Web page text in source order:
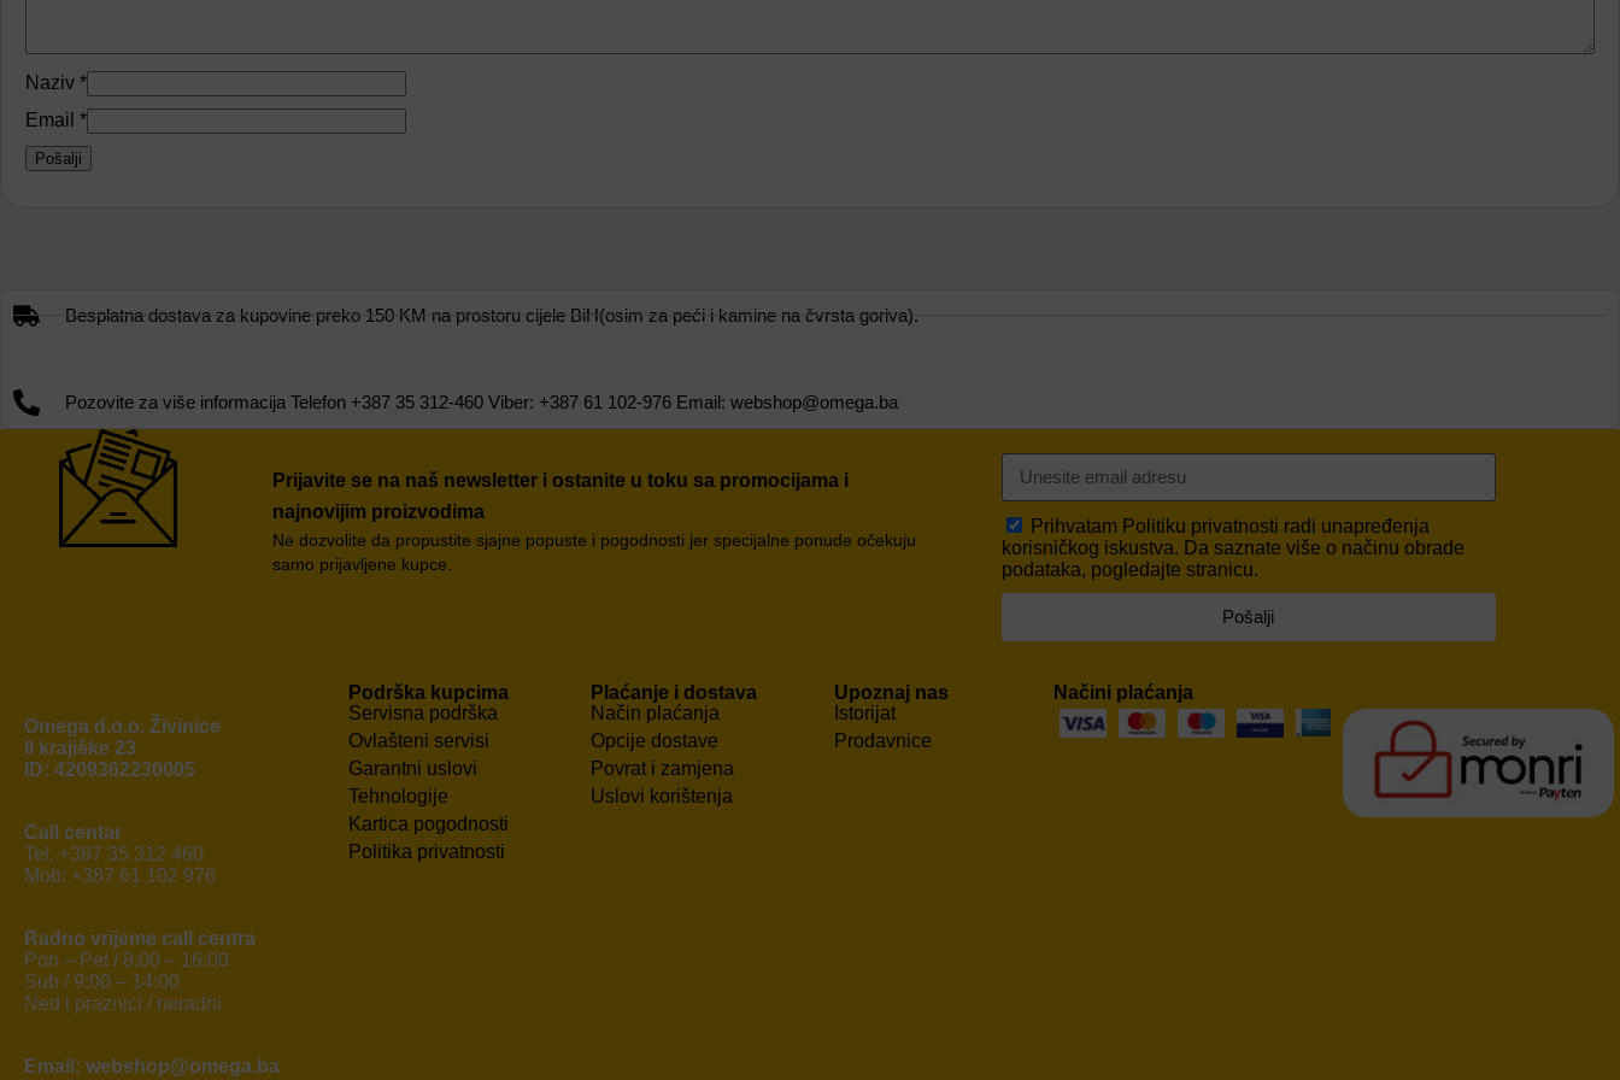
Naziv *
Email *
Besplatna dostava za kupovine preko 150 KM na prostoru cijele BiH(osim za peći i kamine na čvrsta goriva).
Pozovite za više informacija Telefon +387 35 312-460 Viber: +387 61 102-976 Email: webshop@omega.ba
Prijavite se na naš newsletter i ostanite u toku sa promocijama i
najnovijim proizvodima
Ne dozvolite da propustite sjajne popuste i pogodnosti jer specijalne ponude očekuju
samo prijavljene kupce.
Prihvatam Politiku privatnosti radi unapređenja
korisničkog iskustva. Da saznate više o načinu obrade
podataka, pogledajte stranicu.
Pošalji
Omega d.o.o. Živinice
II krajiške 23
ID: 4209362230005
Call centar
Tel: +387 35 312 460
Mob: +387 61 102 976
Radno vrijeme call centra
Pon – Pet / 8:00 – 16:00
Sub / 9:00 – 14:00
Ned i praznici / neradni
Email: webshop@omega.ba
Podrška kupcima
Servisna podrška
Ovlašteni servisi
Garantni uslovi
Tehnologije
Kartica pogodnosti
Politika privatnosti
Plaćanje i dostava
Način plaćanja
Opcije dostave
Povrat i zamjena
Uslovi korištenja
Upoznaj nas
Istorijat
Prodavnice
Načini plaćanja